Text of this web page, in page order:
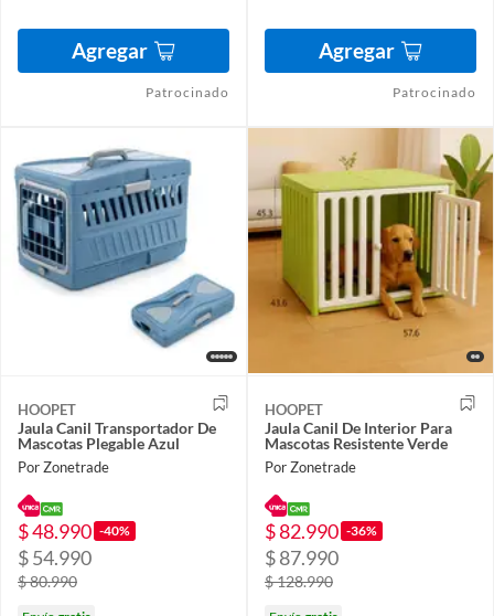
Agregar
Patrocinado
Agregar
Patrocinado
HOOPET
Jaula Canil Transportador De
Mascotas Plegable Azul
Por Zonetrade
$ 48.990 -40%
$ 54.990
$ 80.990
HOOPET
Jaula Canil De Interior Para
Mascotas Resistente Verde
Por Zonetrade
$ 82.990 -36%
$ 87.990
$ 128.990